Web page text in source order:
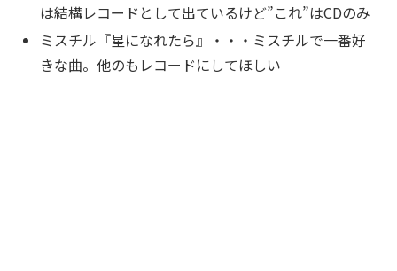
は結構レコードとして出ているけど”これ”はCDのみ
ミスチル『星になれたら』・・・ミスチルで一番好
きな曲。他のもレコードにしてほしい